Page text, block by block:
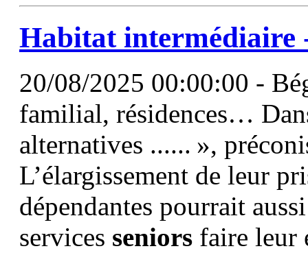
Habitat intermédiaire
20/08/2025 00:00:00 -
familial, résidences…
alternatives ...... »,
L’élargissement de leur
dépendantes pourrait
services seniors faire leur